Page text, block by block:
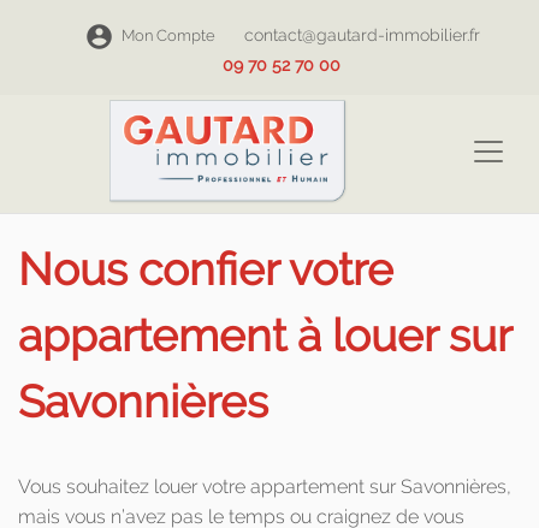
Mon Compte
contact@gautard-immobilier.fr
09 70 52 70 00
Nous confier votre
appartement à louer sur
Savonnières
Vous souhaitez louer votre appartement sur Savonnières,
mais vous n’avez pas le temps ou craignez de vous